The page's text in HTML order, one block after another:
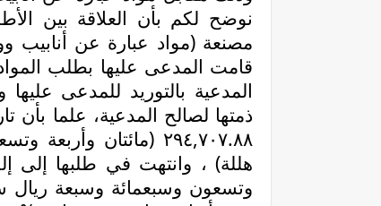
نوضح لكم بأن العلاقة بين
مصنعة (مواد عبارة عن أنابيب
قامت المدعى عليها بطلب
المدعية بالتوريد للمدعى
٢٩٤,٧٠٧.٨٨ (مائتان